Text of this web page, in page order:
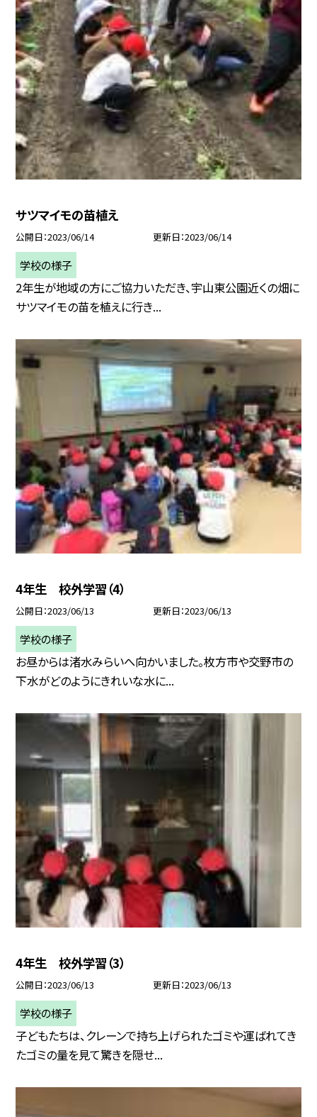
サツマイモの苗植え
公開日 2023/06/14 更新日 2023/06/14
学校の様子
2年生が地域の方にご協力いただき、宇山東公園近くの畑に
サツマイモの苗を植えに行き...
4年生 校外学習（4）
公開日 2023/06/13 更新日 2023/06/13
学校の様子
お昼からは渚水みらいへ向かいました。枚方市や交野市の
下水がどのようにきれいな水に...
4年生 校外学習（3）
公開日 2023/06/13 更新日 2023/06/13
学校の様子
子どもたちは、クレーンで持ち上げられたゴミや運ばれてき
たゴミの量を見て驚きを隠せ...